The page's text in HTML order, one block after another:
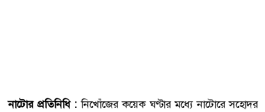
নাটোর প্রতিনিধি : নিখোঁজের কয়েক ঘণ্টার মধ্যে নাটোরে সহোদর